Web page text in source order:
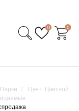
0 0
Парки
Цвет: Цветной